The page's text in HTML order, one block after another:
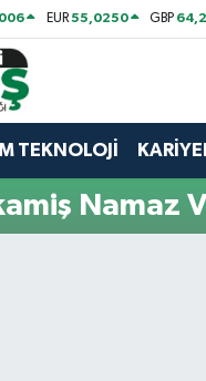
EUR55,0250 GBP
TEKNOLOJİ
Namaz